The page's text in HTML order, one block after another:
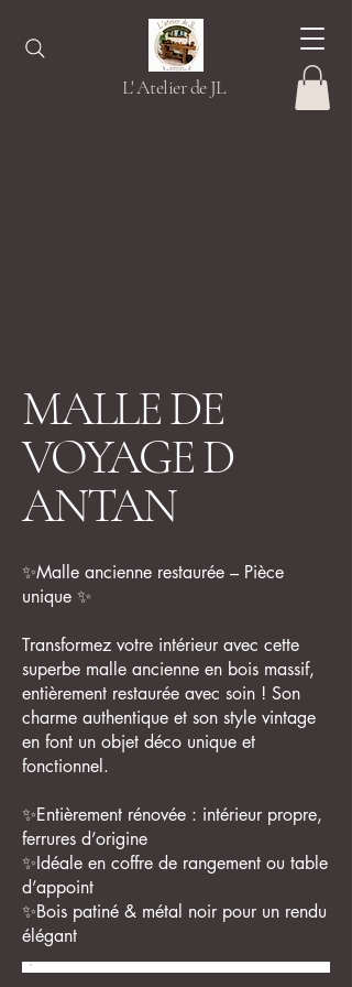
L' Atelier de JL
MALLE DE
VOYAGE D
ANTAN
✨Malle ancienne restaurée – Pièce
unique ✨
Transformez votre intérieur avec cette
superbe malle ancienne en bois massif,
entièrement restaurée avec soin ! Son
charme authentique et son style vintage
en font un objet déco unique et
fonctionnel.
✨Entièrement rénovée : intérieur propre,
ferrures d’origine
✨Idéale en coffre de rangement ou table
d’appoint
✨Bois patiné & métal noir pour un rendu
élégant